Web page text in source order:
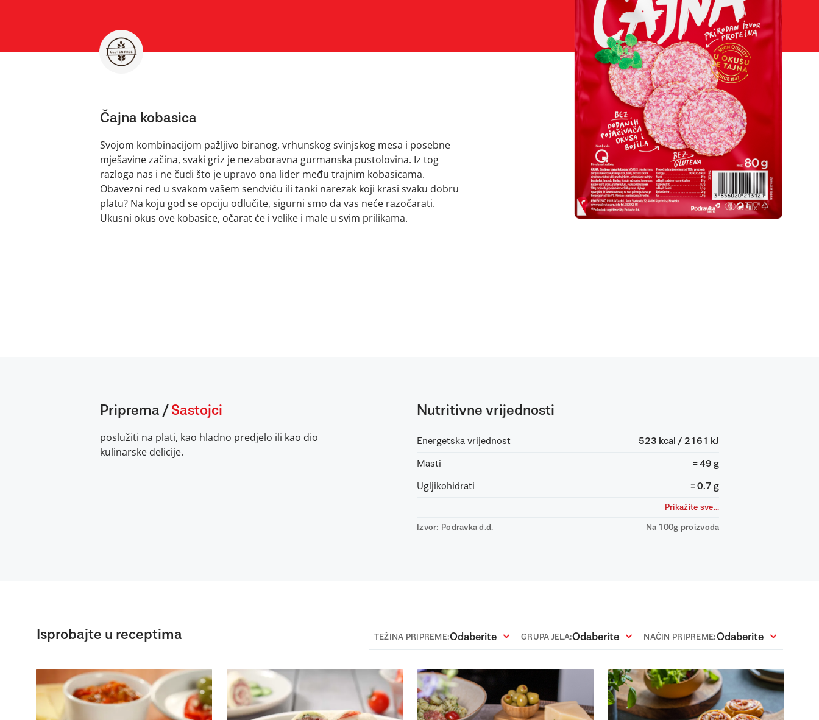
Čajna kobasica
Svojom kombinacijom pažljivo biranog, vrhunskog svinjskog mesa i posebne
mješavine začina, svaki griz je nezaboravna gurmanska pustolovina. Iz tog
razloga nas i ne čudi što je upravo ona lider među trajnim kobasicama.
Obavezni red u svakom vašem sendviču ili tanki narezak koji krasi svaku dobru
platu? Na koju god se opciju odlučite, sigurni smo da vas neće razočarati.
Ukusni okus ove kobasice, očarat će i velike i male u svim prilikama.
Priprema / Sastojci
poslužiti na plati, kao hladno predjelo ili kao dio
kulinarske delicije.
Nutritivne vrijednosti
Energetska vrijednost 523 kcal / 2161 kJ
Masti = 49 g
Ugljikohidrati = 0.7 g
Prikažite sve...
Izvor: Podravka d.d. Na 100g proizvoda
Isprobajte u receptima TEŽINA PRIPREME:Odaberite GRUPA JELA:Odaberite NAČIN PRIPREME:Odaberite